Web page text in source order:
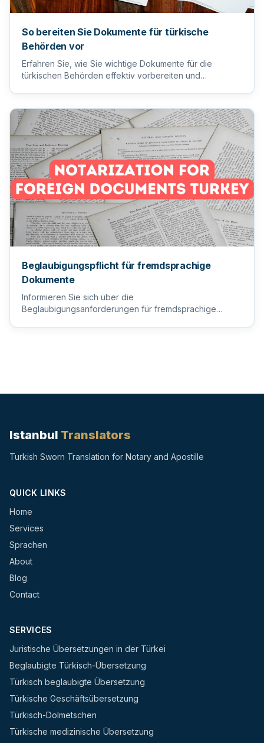
So bereiten Sie Dokumente für türkische
Behörden vor
Erfahren Sie, wie Sie wichtige Dokumente für die
türkischen Behörden effektiv vorbereiten und
Beglaubigungspflicht für fremdsprachige
Dokumente
Informieren Sie sich über die
Beglaubigungsanforderungen für fremdsprachige
Istanbul Translators
Turkish Sworn Translation for Notary and Apostille
QUICK LINKS
Home
Services
Sprachen
About
Blog
Contact
SERVICES
Juristische Übersetzungen in der Türkei
Beglaubigte Türkisch-Übersetzung
Türkisch beglaubigte Übersetzung
Türkische Geschäftsübersetzung
Türkisch-Dolmetschen
Türkische medizinische Übersetzung